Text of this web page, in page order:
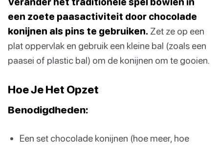
een zoete paasactiviteit door chocolade
konijnen als pins te gebruiken. Zet ze op een
plat oppervlak en gebruik een kleine bal (zoals een
paasei of plastic bal) om de konijnen om te gooien.
Hoe Je Het Opzet
Benodigdheden:
Een set chocolade konijnen (hoe meer, hoe